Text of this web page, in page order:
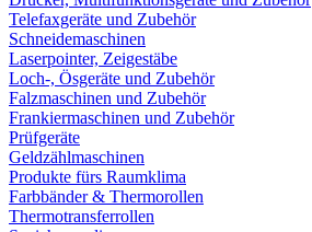
Telefaxgeräte und Zubehör
Schneidemaschinen
Laserpointer, Zeigestäbe
Loch-, Ösgeräte und Zubehör
Falzmaschinen und Zubehör
Frankiermaschinen und Zubehör
Prüfgeräte
Geldzählmaschinen
Produkte fürs Raumklima
Farbbänder & Thermorollen
Thermotransferrollen